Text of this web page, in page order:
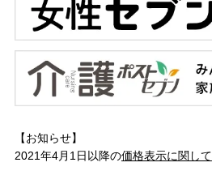
【お知らせ】
2021年4月1日以降の価格表示に関して